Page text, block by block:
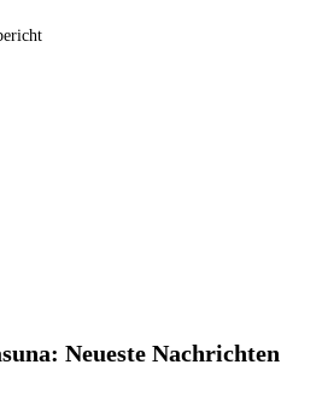
Neueste Nachrichten